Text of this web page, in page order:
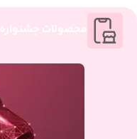
محصولات جشنواره